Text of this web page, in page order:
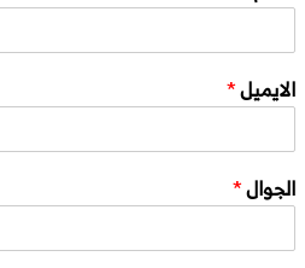
الايميل*
الجوال*